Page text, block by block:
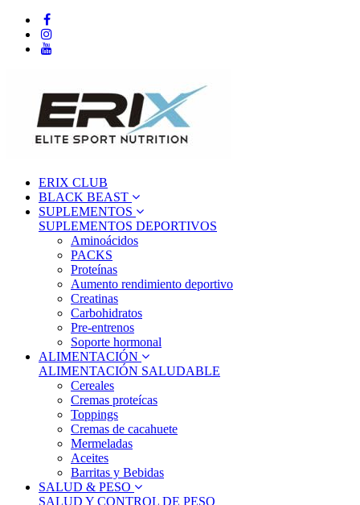
ERIX CLUB
BLACK BEAST
SUPLEMENTOS
SUPLEMENTOS DEPORTIVOS
Aminoácidos
PACKS
Proteínas
Aumento rendimiento deportivo
Creatinas
Carbohidratos
Pre-entrenos
Soporte hormonal
ALIMENTACIÓN
ALIMENTACIÓN SALUDABLE
Cereales
Cremas proteícas
Toppings
Cremas de cacahuete
Mermeladas
Aceites
Barritas y Bebidas
SALUD & PESO
SALUD Y CONTROL DE PESO